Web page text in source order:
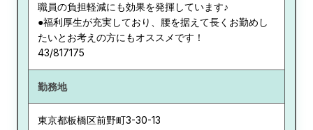
職員の負担軽減にも効果を発揮しています♪
●福利厚生が充実しており、腰を据えて長くお勤めし
たいとお考えの方にもオススメです！
43/817175
勤務地
東京都板橋区前野町3-30-13